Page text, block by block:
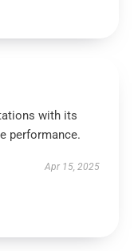
with its
performance.
Apr 15, 2025